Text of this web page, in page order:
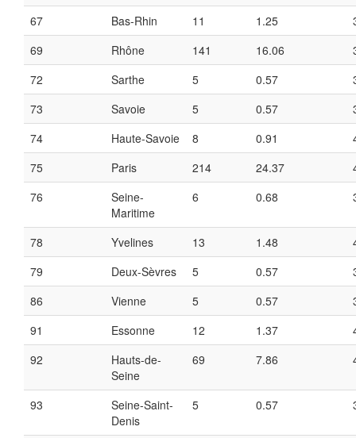
67 Bas-Rhin 11 1.25
69
Rhône 141 16.06
72
Sarthe 5 0.57
73
Savoie 5 0.57
74
Haute-Savoie 8 0.91
75
Paris 214 24.37
76
Seine-
Maritime
6 0.68
78 Yvelines 13 1.48
79
Deux-Sèvres 5 0.57
86
Vienne 5 0.57
91
Essonne 12 1.37
92
Hauts-de-
Seine
69 7.86
93
Seine-Saint-
Denis
5 0.57